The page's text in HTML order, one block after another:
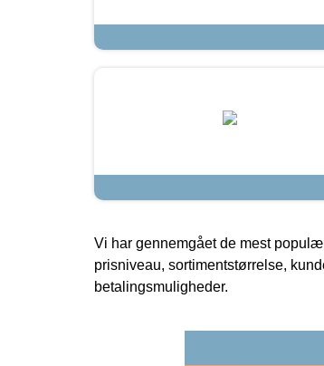
Vi har gennemgået de mest
prisniveau, sortimentstørrelse,
betalingsmuligheder.